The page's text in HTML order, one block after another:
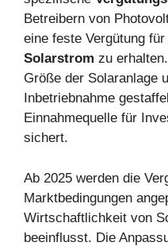
Betreibern von
eine feste Vergütung
Solarstrom zu
Größe der Solaranlage
Inbetriebnahme
Einnahmequelle für
sichert.
Ab 2025 werden die
Marktbedingungen
Wirtschaftlichkeit von
beeinflusst. Die